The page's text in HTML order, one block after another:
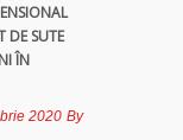
magiei
negre
Ana Maria
DE SUTE
ÎN
2020 By